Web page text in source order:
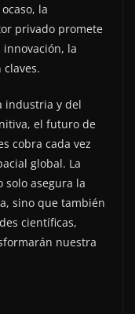
la
privado promete
la
industria y del
el futuro de
cobra cada vez
global. La
solo asegura la
sino que también
científicas,
nuestra